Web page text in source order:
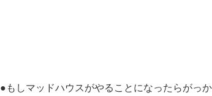
●もしマッドハウスがやることになったらがっか